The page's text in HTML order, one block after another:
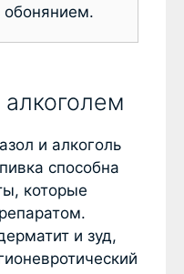
и алкоголь
способна
которые
и зуд,